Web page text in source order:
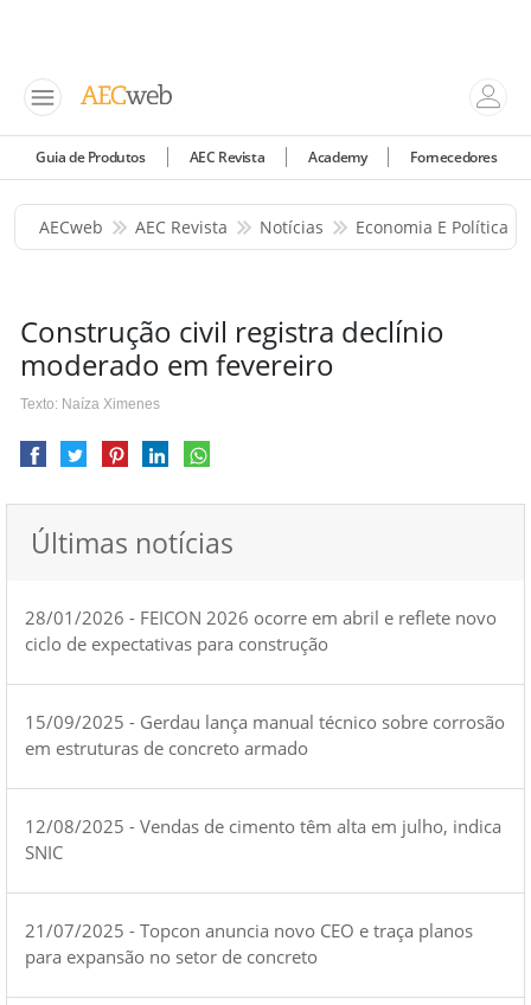
Guia de Produtos AEC Revista Academy Fornecedores
AECweb AEC Revista Notícias Economia E Política
Construção civil registra declínio
moderado em fevereiro
Texto: Naíza Ximenes
Últimas notícias
28/01/2026 - FEICON 2026 ocorre em abril e reflete novo
ciclo de expectativas para construção
15/09/2025 - Gerdau lança manual técnico sobre corrosão
em estruturas de concreto armado
12/08/2025 - Vendas de cimento têm alta em julho, indica
SNIC
21/07/2025 - Topcon anuncia novo CEO e traça planos
para expansão no setor de concreto